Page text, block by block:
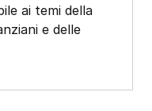
ai temi della
e delle